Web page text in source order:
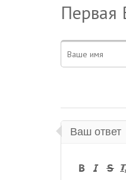
Первая
Ваш ответ